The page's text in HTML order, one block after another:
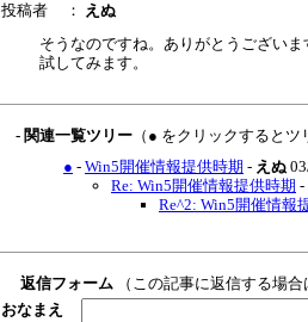
投稿者
：
えぬ
そうなのですね。ありがとうございま
試してみます。
- 関連一覧ツリー （● をクリックすると
● - Win5開催情報提供時期 - えぬ
Re: Win5開催情報提供時期 -
Re^2: Win5開催情報
返信フォーム （この記事に返信する場
おなまえ